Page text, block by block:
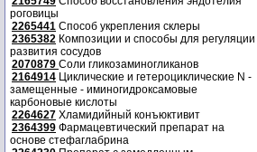
роговицы
2265441 Способ укрепления склеры
2365382 Композиции и способы для регуляции
развития сосудов
2070879 Соли гликозаминогликанов
2164914 Циклические и гетероциклические N -
замещенные - иминогидроксамовые
карбоновые кислоты
2264627 Хламидийный конъюктивит
2364399 Фармацевтический препарат на
основе стефаглабрина